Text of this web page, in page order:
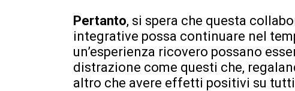
Pertanto, si spera che questa
integrative possa continuare nel
un’esperienza ricovero possano
distrazione come questi che,
altro che avere effetti positivi su